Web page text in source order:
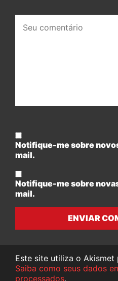
comentário:
Notifique-me sobre
mail.
Notifique-me sobre
mail.
ENVIAR
Este site utiliza o Akismet
Saiba como seus dados
processados.